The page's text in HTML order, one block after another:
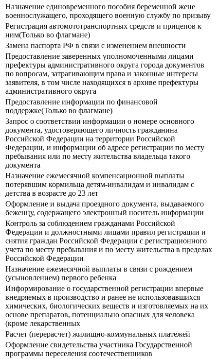
Назначение единовременного пособия беременной жене
военнослужащего, проходящего военную службу по призыву
Регистрация автомототранспортных средств и прицепов к
ним(Только во флагмане)
Замена паспорта РФ в связи с изменением внешности
Предоставление заверенных уполномоченными лицами
префектуры административного округа города документов
по вопросам, затрагивающим права и законные интересы
заявителя, в том числе находящихся в архиве префектуры
административного округа
Предоставление информации по финансовой
поддержке(Только во флагмане)
Запрос о соответствии информации о номере основного
документа, удостоверяющего личность гражданина
Российской Федерации на территории Российской
Федерации, и информации об адресе регистрации по месту
пребывания или по месту жительства владельца такого
документа
Назначение ежемесячной компенсационной выплаты
потерявшим кормильца детям-инвалидам и инвалидам с
детства в возрасте до 23 лет
Оформление и выдача проездного документа, выдаваемого
беженцу, содержащего электронный носитель информации
Контроль за соблюдением гражданами Российской
Федерации и должностными лицами правил регистрации и
снятия граждан Российской Федерации с регистрационного
учета по месту пребывания и по месту жительства в пределах
Российской Федерации
Назначение ежемесячной выплаты в связи с рождением
(усыновлением) первого ребенка
Информирование о государственной регистрации впервые
внедряемых в производство и ранее не использовавшихся
химических, биологических веществ и изготовляемых на их
основе препаратов, потенциально опасных для человека
(кроме лекарственных
Расчет (перерасчет) жилищно-коммунальных платежей
Оформление свидетельства участника Государственной
программы переселения соотечественников